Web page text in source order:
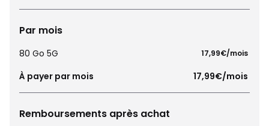
Par mois
80 Go 5G 17,99€/mois
À payer par mois 17,99€/mois
Remboursements après achat